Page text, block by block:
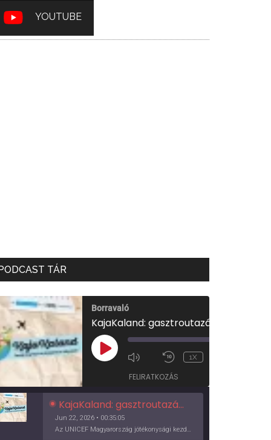
YOUTUBE
TÁR
Borravaló
PLAY
EPISODE
1X
FELIRATKOZÁS
KajaKaland: gasztroutazás a föld körül
Jun 22, 2026 • 00:35:05
Az UNICEF Magyarország jótékonysági kezdeményezése izgalmas, egész éves világkörüli ízutazásra hív, igazi családi program és gasztroedukáció, illetve segítség a rászorulóknak is egyben.